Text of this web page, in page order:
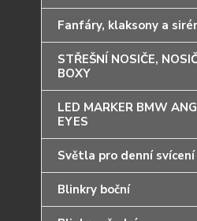
Fanfáry, klaksony a
STŘEŠNÍ NOSIČE,
BOXY
LED MARKER BMW
EYES
Světla pro denní svícení
Blinkry boční